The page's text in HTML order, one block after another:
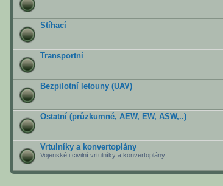
Stíhací
Transportní
Bezpilotní letouny (UAV)
Ostatní (průzkumné, AEW, EW, ASW,..)
Vrtulníky a konvertoplány
Vojenské i civilní vrtulníky a konvertoplány